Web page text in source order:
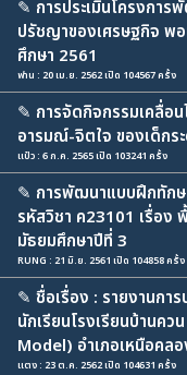
✎ การประเมินโครงกา
ปรัชญาของเศรษฐกิจ พ
ศึกษา 2561
ฟาน : 20 เม.ย. 2562 เปิด 104567 ครั้ง
✎ การจัดกิจกรรมเคลื่อ
อารมณ์-จิตใจ ของเด็กร
แป๋ว : 6 ก.ค. 2565 เปิด 103241 ครั้ง
✎ การพัฒนาแบบฝึกทัก
รหัสวิชา ค23101 เรื่อง
มัธยมศึกษาปีที่ 3
RUNG : 21 มิ.ย. 2561 เปิด 104858 ครั้ง
✎ ชื่อเรื่อง : รายงานกา
นักเรียนโรงเรียนบ้านคว
Model) อำเภอเหนือคล
แตง : 23 ต.ค. 2562 เปิด 104631 ครั้ง